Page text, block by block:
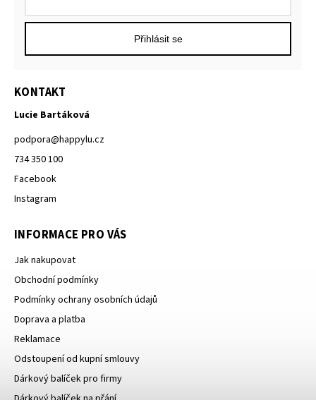
KONTAKT
Lucie Bartáková
podpora@happylu.cz
734 350 100
Facebook
Instagram
INFORMACE PRO VÁS
Jak nakupovat
Obchodní podmínky
Podmínky ochrany osobních údajů
Doprava a platba
Reklamace
Odstoupení od kupní smlouvy
Dárkový balíček pro firmy
Přihlásit se